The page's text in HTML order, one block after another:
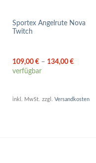
Sportex Angelrute Nova
Twitch
109,00 €– 134,00 €
verfügbar
inkl. MwSt. zzgl. Versandkosten